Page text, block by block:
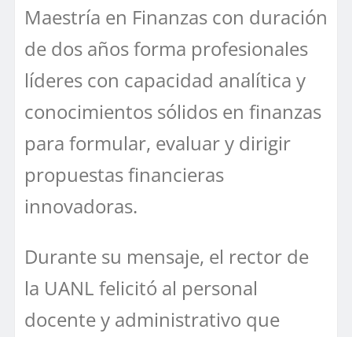
Maestría en Finanzas con duración
de dos años forma profesionales
líderes con capacidad analítica y
conocimientos sólidos en finanzas
para formular, evaluar y dirigir
propuestas financieras
innovadoras.
Durante su mensaje, el rector de
la UANL felicitó al personal
docente y administrativo que